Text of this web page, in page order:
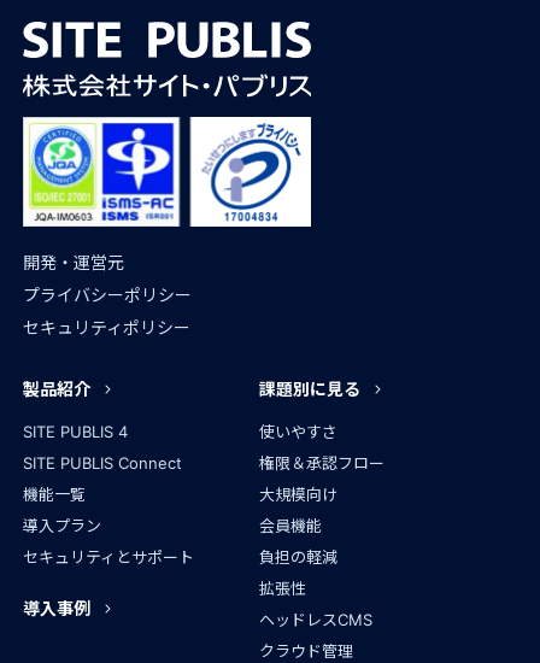
開発・運営元
プライバシーポリシー
セキュリティポリシー
製品紹介
SITE PUBLIS 4
SITE PUBLIS Connect
機能一覧
導入プラン
セキュリティとサポート
導入事例
課題別に見る
使いやすさ
権限＆承認フロー
大規模向け
会員機能
負担の軽減
拡張性
ヘッドレスCMS
クラウド管理